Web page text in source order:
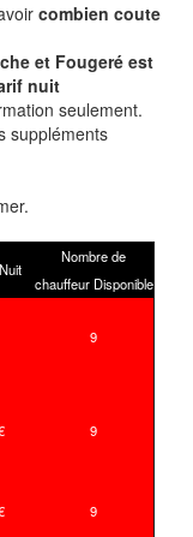
combien coute
et Fougeré est
nuit
seulement.
suppléments
Nombre de
chauffeur Disponible
9
9
9